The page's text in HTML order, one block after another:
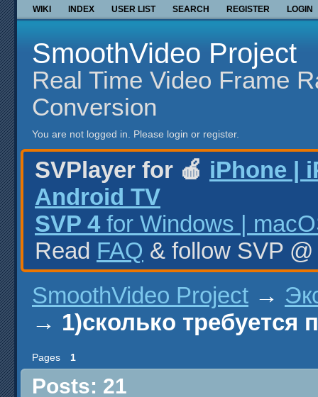
WIKI INDEX USER LIST SEARCH REGISTER LOGIN
SmoothVideo Project
Real Time Video Frame
Conversion
You are not logged in. Please login or register.
SVPlayer for 🍎 iPhone |
Android TV
SVP 4 for Windows |
Read FAQ & follow SVP
SmoothVideo Project →
→ 1)сколько требуется
Pages 1
Posts: 21